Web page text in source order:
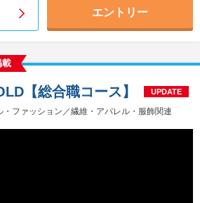
エントリー
載
・ファッション／繊維・アパレル・服飾関連
【総合職コース】 UPDATE